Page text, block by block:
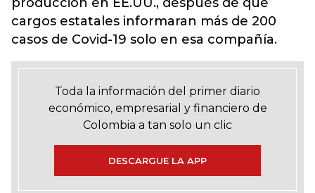
cargos estatales informaran más de 200
casos de Covid-19 solo en esa compañía.
Toda la información del primer diario
económico, empresarial y financiero de
Colombia a tan solo un clic
DESCARGUE LA APP